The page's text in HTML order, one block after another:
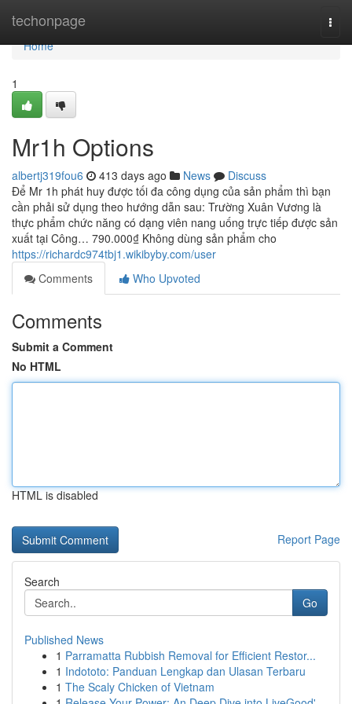
techonpage
Home
Home
1
Mr1h Options
albertj319fou6 413 days ago News
Discuss
Để Mr 1h phát huy được tối đa công dụng của sản phẩm thì bạn
cần phải sử dụng theo hướng dẫn sau: Trường Xuân Vương là
thực phẩm chức năng có dạng viên nang uống trực tiếp được sản
xuất tại Công… 790.000₫ Không dùng sản phẩm cho
https://richardc974tbj1.wikibyby.com/user
Comments
Who Upvoted
Comments
Submit a Comment
No HTML
HTML is disabled
Report Page
Search
Go
Published News
1 Parramatta Rubbish Removal for Efficient Restor...
1 Indototo: Panduan Lengkap dan Ulasan Terbaru
1 The Scaly Chicken of Vietnam